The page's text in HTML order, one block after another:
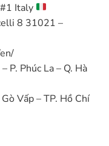
Italy
8 31021 –
P. Phúc La – Q. Hà
Vấp – TP. Hồ Chí